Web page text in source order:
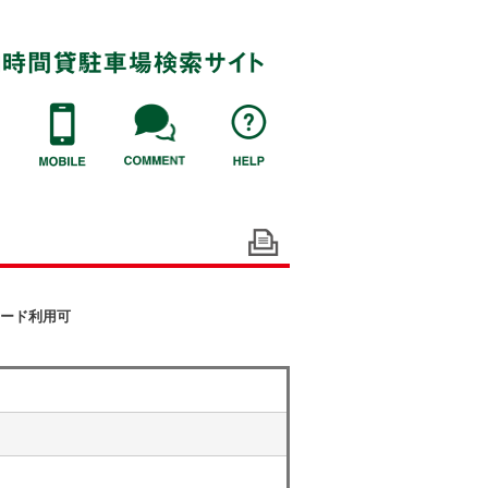
ド利用可